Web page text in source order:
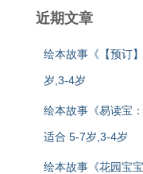
近期文章
绘本故事《【预订
岁,3-4岁
绘本故事《易读宝
适合 5-7岁,3-4岁
绘本故事《花园宝